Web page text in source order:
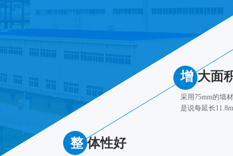
增 大面
采用75mm的墙
是说每延长
整 体性好